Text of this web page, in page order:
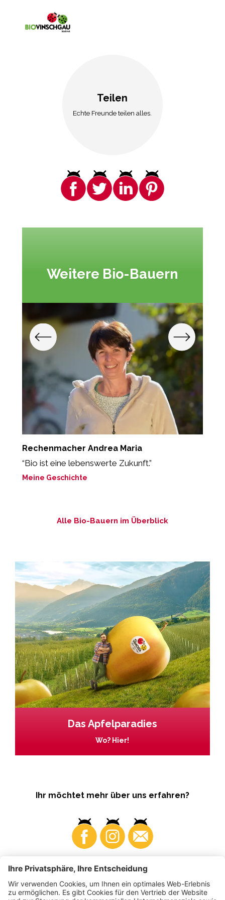
Teilen
Echte Freunde teilen alles.
Weitere Bio-Bauern
Rechenmacher Andrea Maria
“Bio ist eine lebenswerte Zukunft.”
Meine Geschichte
Alle Bio-Bauern im Überblick
Das Apfelparadies
Wo? Hier!
Ihr möchtet mehr über uns erfahren?
Business Produzenten